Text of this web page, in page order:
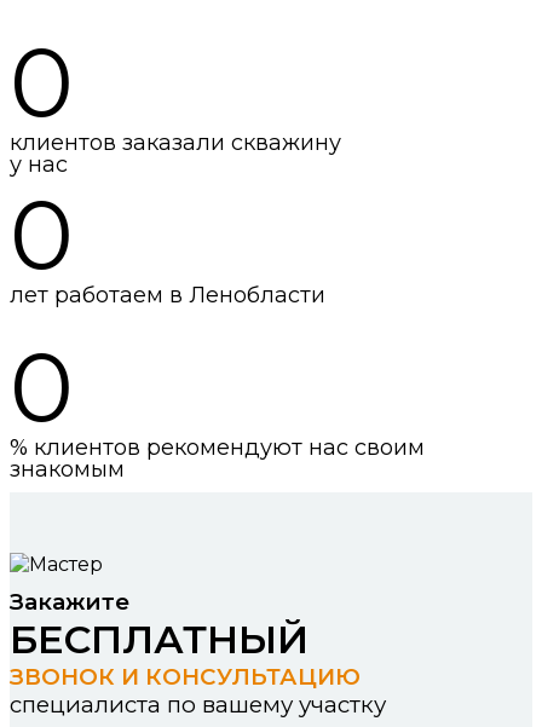
0
клиентов заказали скважину
у нас
0
лет работаем в Ленобласти
0
% клиентов рекомендуют нас своим
знакомым
Закажите
БЕСПЛАТНЫЙ
ЗВОНОК И КОНСУЛЬТАЦИЮ
специалиста по вашему участку